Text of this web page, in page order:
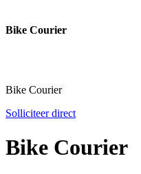
Bike Courier
Bike Courier
Solliciteer direct
Bike Courier